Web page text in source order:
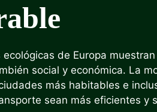
de Europa
social y económica. La
más habitables e
sean más eficientes y